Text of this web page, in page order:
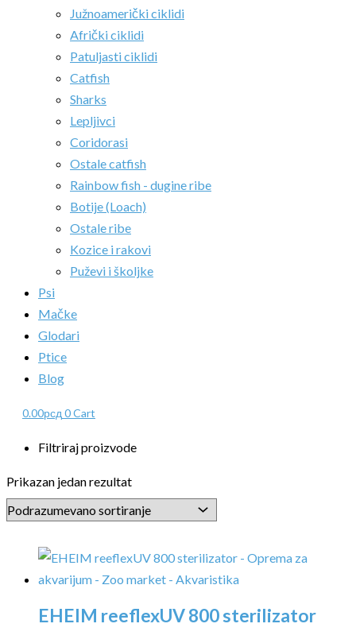
Južnoamerički ciklidi
Afrički ciklidi
Patuljasti ciklidi
Catfish
Sharks
Lepljivci
Coridorasi
Ostale catfish
Rainbow fish - dugine ribe
Botije (Loach)
Ostale ribe
Kozice i rakovi
Puževi i školjke
Psi
Mačke
Glodari
Ptice
Blog
0.00рсд 0Cart
Filtriraj proizvode
Prikazan jedan rezultat
EHEIM reeflexUV 800 sterilizator